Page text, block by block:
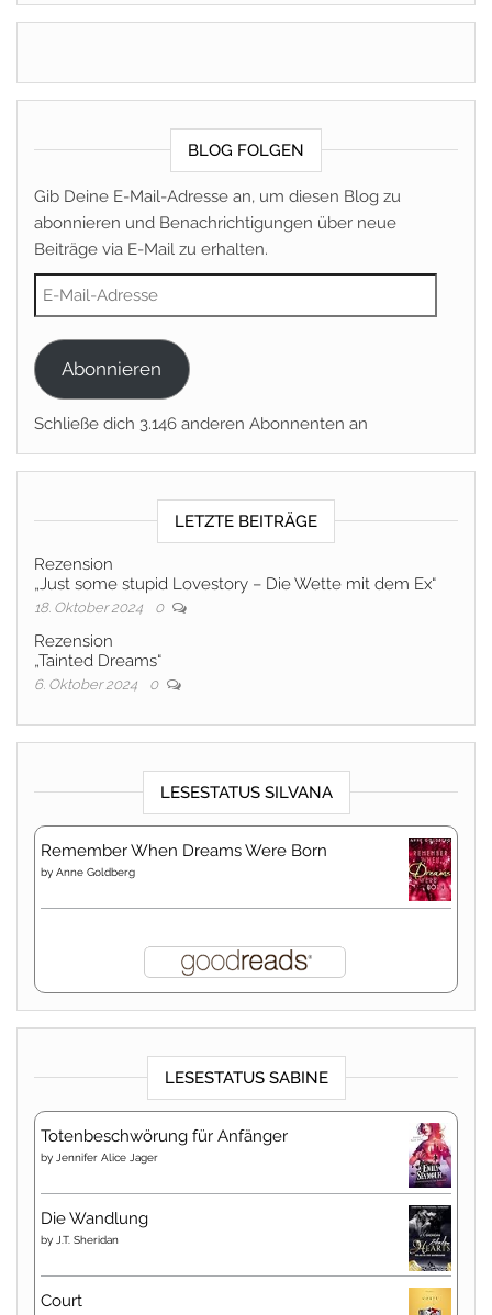
BLOG FOLGEN
Gib Deine E-Mail-Adresse an, um diesen Blog zu
abonnieren und Benachrichtigungen über neue
Beiträge via E-Mail zu erhalten.
E-Mail-Adresse
Abonnieren
Schließe dich 3.146 anderen Abonnenten an
LETZTE BEITRÄGE
Rezension
„Just some stupid Lovestory – Die Wette mit dem Ex“
18. Oktober 2024 0
Rezension
„Tainted Dreams“
6. Oktober 2024 0
LESESTATUS SILVANA
Remember When Dreams Were Born
by Anne Goldberg
LESESTATUS SABINE
Totenbeschwörung für Anfänger
by Jennifer Alice Jager
Die Wandlung
by J.T. Sheridan
Court